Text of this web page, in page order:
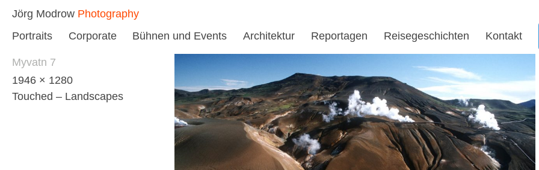
Jörg Modrow Photography
Portraits Corporate Bühnen und Events Architektur Reportagen Reisegeschichten Kontakt
Myvatn 7
1946 × 1280
Touched – Landscapes